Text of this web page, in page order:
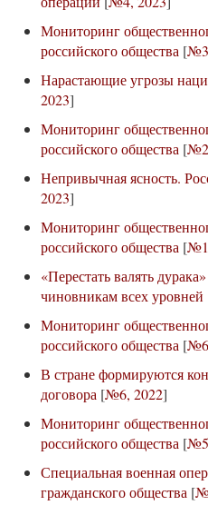
Мониторинг
российского общества [
Нарастающие угрозы
2023]
Мониторинг
российского общества [
Непривычная ясность.
2023]
Мониторинг
российского общества [
«Перестать валять
чиновникам всех уровней
Мониторинг
российского общества [
В стране формируются
договора [№6, 2022]
Мониторинг
российского общества [
Специальная военная
гражданского общества [